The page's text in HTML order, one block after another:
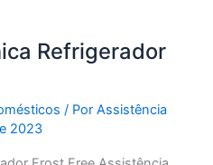
Refrigerador
/ PorAssistência
2023